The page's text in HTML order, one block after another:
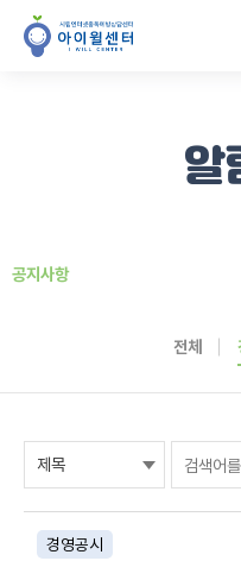
알
공지사항
전체
경영공시